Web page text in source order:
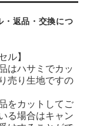
・返品・交換につ
ル】
はハサミでカッ
売り生地ですの
をカットしてご
る場合はキャン